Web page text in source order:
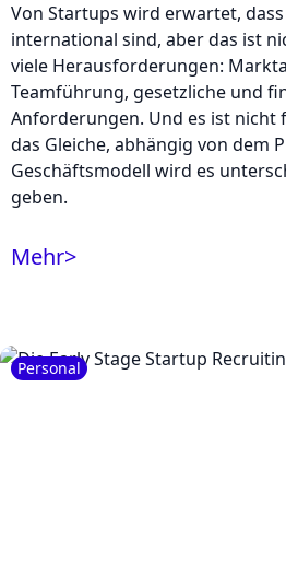
Von Startups wird erwartet,
international sind, aber das ist
viele Herausforderungen:
Teamführung, gesetzliche und
Anforderungen. Und es ist nicht
das Gleiche, abhängig von dem
Geschäftsmodell wird es
geben.
Mehr>
Personal